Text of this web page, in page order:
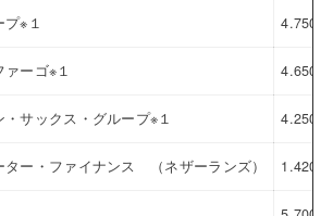
※１ 4.750%
ーゴ※１ 4.650%
サックス・グループ※１ 4.250%
ター・ファイナンス （ネザーランズ） 1.420%